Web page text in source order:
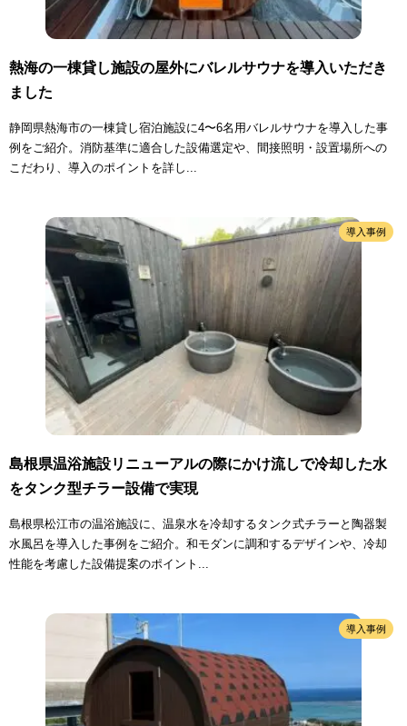
熱海の一棟貸し施設の屋外にバレルサウナを導入いただき
ました
静岡県熱海市の一棟貸し宿泊施設に4〜6名用バレルサウナを導入した事
例をご紹介。消防基準に適合した設備選定や、間接照明・設置場所への
こだわり、導入のポイントを詳し...
導入事例
島根県温浴施設リニューアルの際にかけ流しで冷却した水
をタンク型チラー設備で実現
島根県松江市の温浴施設に、温泉水を冷却するタンク式チラーと陶器製
水風呂を導入した事例をご紹介。和モダンに調和するデザインや、冷却
性能を考慮した設備提案のポイント...
導入事例